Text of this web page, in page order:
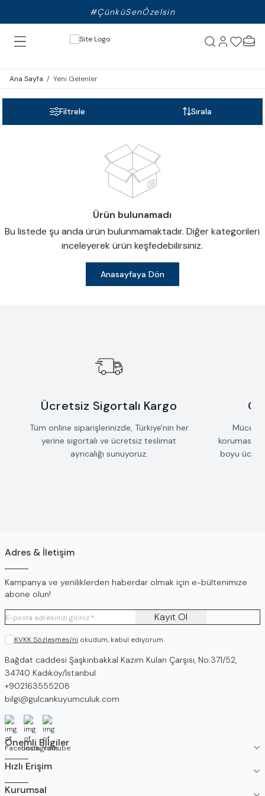
#ÇünküSenÖzelsin
Ana Sayfa / Yeni Gelenler
Filtrele Sırala
Ürün bulunamadı
Bu listede şu anda ürün bulunmamaktadır. Diğer kategorileri
inceleyerek ürün keşfedebilirsiniz.
Anasayfaya Dön
Ücretsiz Sigortalı Kargo
Tüm online siparişlerinizde, Türkiye'nin her
yerine sigortalı ve ücretsiz teslimat
ayrıcalığı sunuyoruz.
koruması
boyu
Adres & İletişim
Kampanya ve yeniliklerden haberdar olmak için e-bültenimize
abone olun!
Kayıt Ol
KVKK Sözleşmesi'ni okudum, kabul ediyorum.
Adres
Bağdat caddesi Şaşkınbakkal Kazım Kulan Çarşısı, No:371/52,
34740 Kadıköy/İstanbul
Telefon
+902163555208
E-Posta
bilgi@gulcankuyumculuk.com
Facebook
İnstagramYoutube
Önemli Bilgiler
Hızlı Erişim
Kurumsal